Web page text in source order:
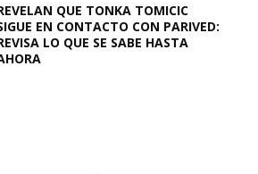
QUE TONKA TOMICIC
EN CONTACTO CON PARIVED:
LO QUE SE SABE HASTA